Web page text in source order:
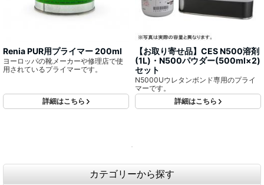
Renia PUR用プライマー 200ml
ヨーロッパの靴メーカーや修理店で使
用されているプライマーです。
詳細はこちら
【お取り寄せ品】CES N500溶剤
(1L)・N500パウダー(500ml×2)
セット
N5000Uウレタンボンド専用のプライ
マーです。
詳細はこちら
カテゴリーから探す